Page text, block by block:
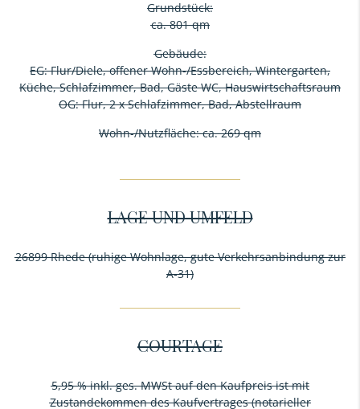
Grundstück:
ca. 801 qm
Gebäude:
EG: Flur/Diele, offener Wohn-/Essbereich, Wintergarten,
Küche, Schlafzimmer, Bad, Gäste WC, Hauswirtschaftsraum
OG: Flur, 2 x Schlafzimmer, Bad, Abstellraum
Wohn-/Nutzfläche: ca. 269 qm
LAGE UND UMFELD
26899 Rhede (ruhige Wohnlage, gute Verkehrsanbindung zur
A-31)
COURTAGE
5,95 % inkl. ges. MWSt auf den Kaufpreis ist mit
Zustandekommen des Kaufvertrages (notarieller